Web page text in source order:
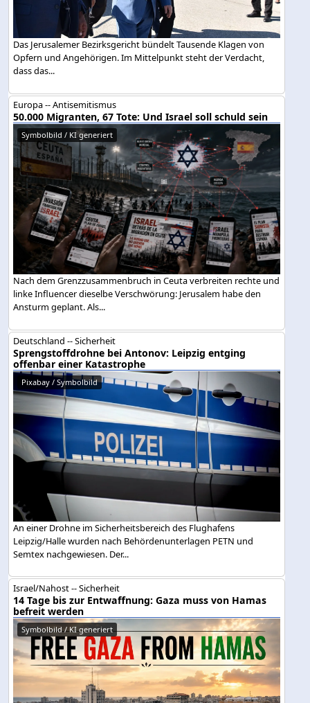
Das Jerusalemer Bezirksgericht bündelt Tausende Klagen von
Opfern und Angehörigen. Im Mittelpunkt steht der Verdacht,
dass das...
Europa -- Antisemitismus
50.000 Migranten, 67 Tote: Und Israel soll schuld sein
Symbolbild / KI generiert
Nach dem Grenzzusammenbruch in Ceuta verbreiten rechte und
linke Influencer dieselbe Verschwörung: Jerusalem habe den
Ansturm geplant. Als...
Deutschland -- Sicherheit
Sprengstoffdrohne bei Antonov: Leipzig entging
offenbar einer Katastrophe
Pixabay / Symbolbild
An einer Drohne im Sicherheitsbereich des Flughafens
Leipzig/Halle wurden nach Behördenunterlagen PETN und
Semtex nachgewiesen. Der...
Israel/Nahost -- Sicherheit
14 Tage bis zur Entwaffnung: Gaza muss von Hamas
befreit werden
Symbolbild / KI generiert